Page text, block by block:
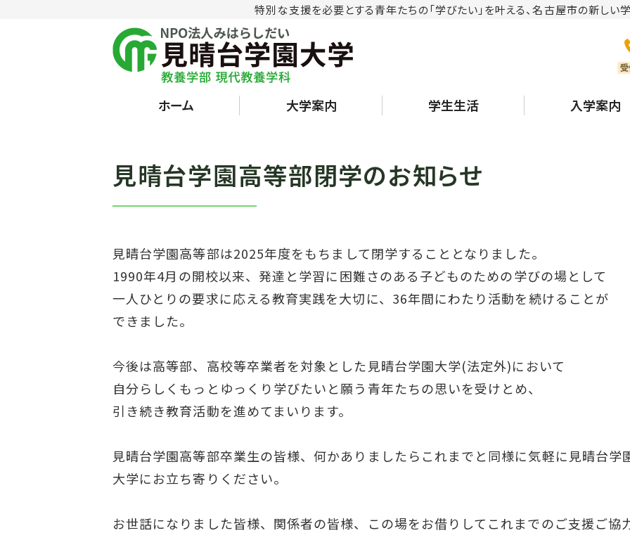
NPO法人みはらしだい 見
特別な支援を必要とする青年たちの「学びたい」を叶える、名古屋市の新しい
ホーム 大学案内 学生生活 入学案内
見晴台学園高等部閉学のお知らせ
見晴台学園高等部は2025年度をもちまして閉学することとなりました。
1990年4月の開校以来、発達と学習に困難さのある子どものための学びの場として
一人ひとりの要求に応える教育実践を大切に、36年間にわたり活動を続けることが
できました。
今後は高等部、高校等卒業者を対象とした見晴台学園大学(法定外)において
自分らしくもっとゆっくり学びたいと願う青年たちの思いを受けとめ、
引き続き教育活動を進めてまいります。
見晴台学園高等部卒業生の皆様、何かありましたらこれまでと同様に気軽に見晴台学
大学にお立ち寄りください。
お世話になりました皆様、関係者の皆様、この場をお借りしてこれまでのご支援ご協